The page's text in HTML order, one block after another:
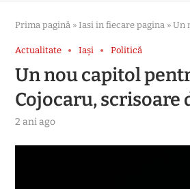
Prima pagină » Iasi in fiecare pagina » Un
Actualitate Iași Politică
Un nou capitol
Cojocaru, scrisoare
2 ani ago